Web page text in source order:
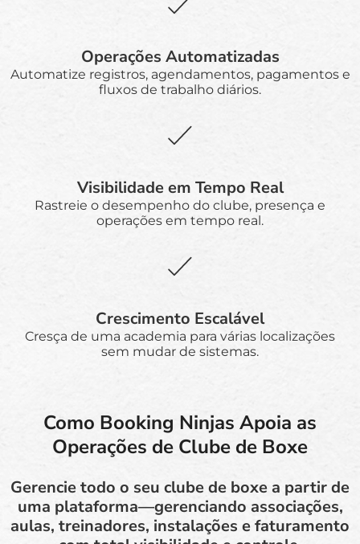
Operações Automatizadas
Automatize registros, agendamentos, pagamentos e
fluxos de trabalho diários.
Visibilidade em Tempo Real
Rastreie o desempenho do clube, presença e
operações em tempo real.
Crescimento Escalável
Cresça de uma academia para várias localizações
sem mudar de sistemas.
Como Booking Ninjas Apoia as
Operações de Clube de Boxe
Gerencie todo o seu clube de boxe a partir de
uma plataforma—gerenciando associações,
aulas, treinadores, instalações e faturamento